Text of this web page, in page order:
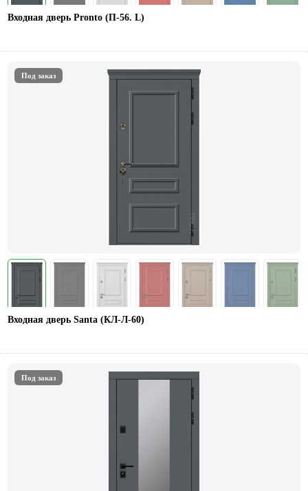
Входная дверь Pronto (П-56. L)
Под заказ
Входная дверь Santa (КЛ-Л-60)
Под заказ